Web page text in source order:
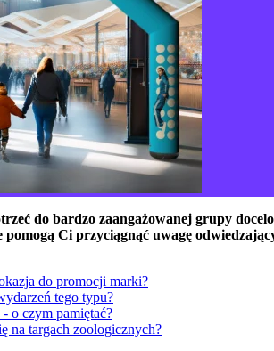
do bardzo zaangażowanej grupy
Ci przyciągnąć uwagę
do promocji marki?
tego typu?
o czym pamiętać?
na targach zoologicznych?